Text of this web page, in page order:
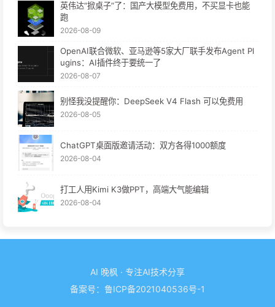
英伟达“掀桌子”了：国产大模型免费用，不买显卡也能
跑
2026-08-09
OpenAI联合微软、亚马逊等5家大厂联手发布Agent Pl
ugins：AI插件终于要统一了
2026-08-07
别怪我没提醒你：DeepSeek V4 Flash 可以免费用
2026-08-05
ChatGPT桌面版邀请活动：双方各得1000额度
2026-08-04
打工人用Kimi K3做PPT，高端大气能编辑
2026-08-04
AI 晚枫 · 专注AI技术分享
备案号： 鲁ICP备2021040536号-1